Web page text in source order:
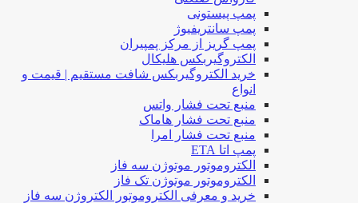
پمپ پیستونی
پمپ سانتریفیوژ
پمپ گریز از مرکز پمپیران
الکتروگیربکس هلیکال
خرید الکتروگیربکس شافت مستقیم | قیمت و
انواع
منبع تحت فشار واتس
منبع تحت فشار هاماک
منبع تحت فشار امرا
پمپ اتا ETA
الکتروموتور موتوژن سه فاز
الکتروموتور موتوژن تک فاز
خرید و معرفی الکتروموتور الکتروژن سه فاز